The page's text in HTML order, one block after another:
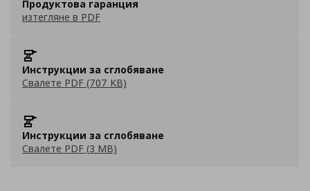
Продуктова гаранция
изтегляне в PDF
Инструкции за сглобяване
Свалете PDF (707 KB)
Инструкции за сглобяване
Свалете PDF (3 MB)